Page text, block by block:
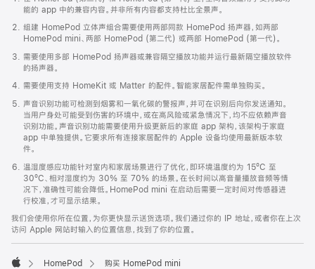
口
中
打
开)
能的 app 中的兼容内容。并非所有内容都支持杜比全景声。
组建 HomePod 立体声组合需要使用两部同款 HomePod 扬声器，如两部
HomePod mini、两部 HomePod (第二代) 或两部 HomePod (第一代)。
需要使用多部 HomePod 扬声器或兼容隔空播放功能并运行最新隔空播放软件
的扬声器。
需要使用支持 HomeKit 或 Matter 的配件。智能家居配件需单独购买。
声音识别功能可检测到烟雾和一氧化碳的警报声，并可在识别后向你发送通知。
当用户身处可能受到伤害的环境中，或在高风险或紧急情况下，均不应依赖声音
识别功能。声音识别功能需要使用升级更新后的家庭 app 架构，该架构于家庭
app 中单独提供。它要求所有连接家居配件的 Apple 设备均使用最新版本软
件。
温湿度感应功能针对室内和家居场景进行了优化，即环境温度约为 15ºC 至
30ºC、相对湿度约为 30% 至 70% 的场景。在长时间以高音量播放音频等情
况下，准确性可能会降低。HomePod mini 在启动后需要一定时间对传感器进
行校准，才可显示结果。
我们会使用你所在位置，为你更快显示送货选项。我们通过你的 IP 地址，或者你在上次
访问 Apple 网站时输入的位置信息，找到了你的位置。
HomePod 购买 HomePod mini